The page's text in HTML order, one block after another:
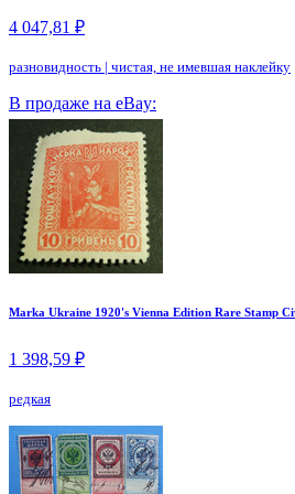
4 047,81 ₽
разновидность | чистая, не имевшая наклейку
В продаже на eBay:
Marka Ukraine 1920's Vienna Edition Rare Stamp
1 398,59 ₽
редкая